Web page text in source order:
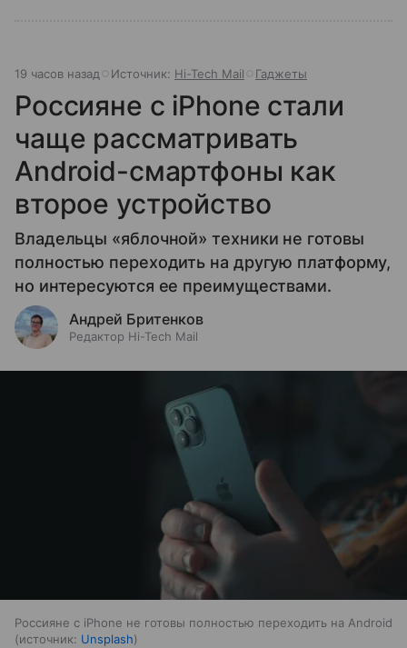
19 часов назад Источник: Hi-Tech Mail Гаджеты
Россияне с iPhone стали
чаще рассматривать
Android-смартфоны как
второе устройство
Владельцы «яблочной» техники не готовы
полностью переходить на другую платформу,
но интересуются ее преимуществами.
Андрей Бритенков
Редактор Hi-Tech Mail
Россияне с iPhone не готовы полностью переходить на Android
источник: Unsplash